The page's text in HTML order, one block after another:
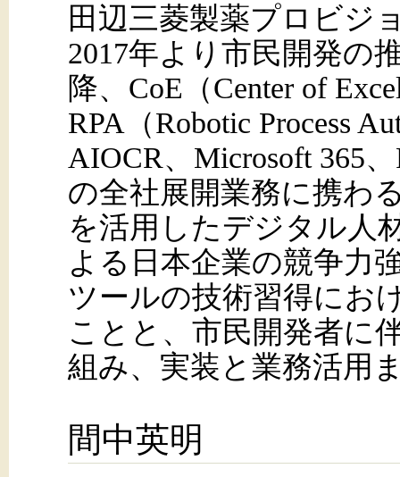
田辺三菱製薬プロビジ
2017年より市民開発の
降、CoE（Center of
RPA（Robotic Process
AIOCR、Microsoft 365
の全社展開業務に携わ
を活用したデジタル人
よる日本企業の競争力
ツールの技術習得にお
ことと、市民開発者に
組み、実装と業務活用
間中英明